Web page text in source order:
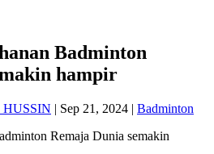
Badminton
hampir
| Sep 21, 2024 | Badminton